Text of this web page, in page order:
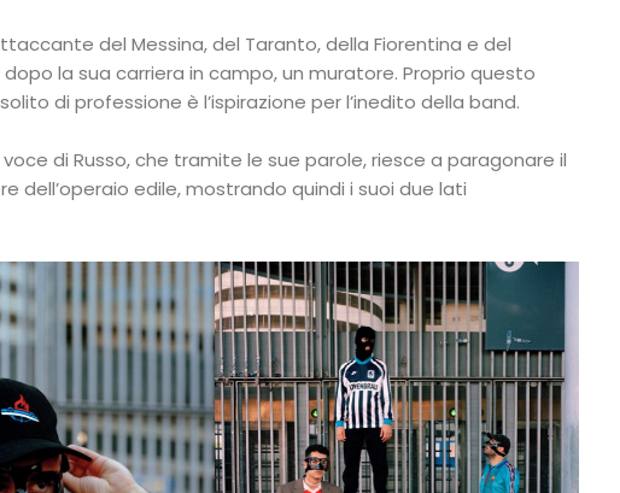
del Messina, del Taranto, della Fiorentina e del
la sua carriera in campo, un muratore. Proprio questo
di professione è l’ispirazione per l’inedito della band.
di Russo, che tramite le sue parole, riesce a paragonare il
dell’operaio edile, mostrando quindi i suoi due lati